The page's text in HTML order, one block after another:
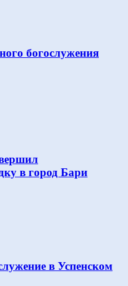
богослужения
в город Бари
в Успенском